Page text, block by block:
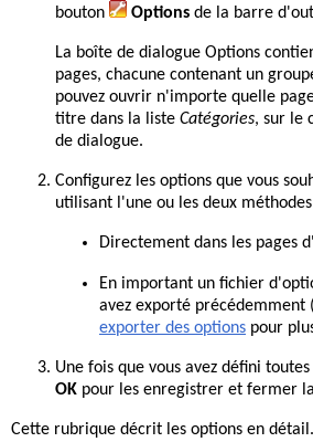
bouton
Options de la barre
La boîte de dialogue Options
pages, chacune contenant un
pouvez ouvrir n'importe quelle
titre dans la liste Catégories, sur le
de dialogue.
Configurez les options que vous
utilisant l'une ou les deux
Directement dans les pages
En important un fichier
avez exporté précédemment
exporter des options pour
Une fois que vous avez défini
OK pour les enregistrer et fermer
Cette rubrique décrit les options en